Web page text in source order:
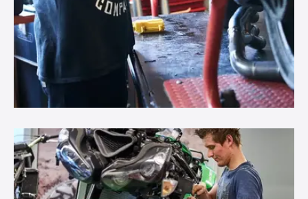
Keuzedelen